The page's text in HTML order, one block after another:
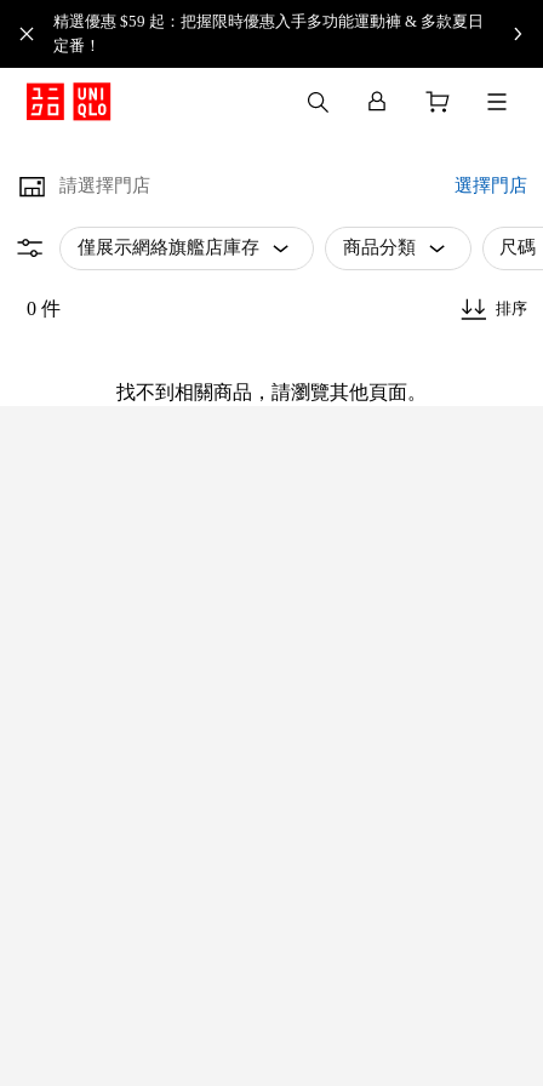
精選優惠 $59 起：把握限時優惠入手多功能運動褲 & 多款夏日
定番！​
請選擇門店 選擇門店
僅展示網絡旗艦店庫存 商品分類 尺碼
0 件 排序
找不到相關商品，請瀏覽其他頁面。